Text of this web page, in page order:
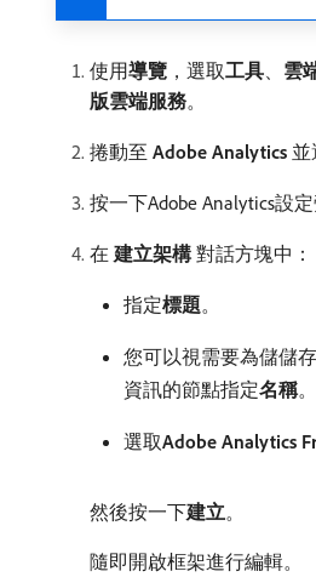
使用​導覽 ，選取​工具 雲
版雲端服務。
捲動至​ Adobe Analytics 並
按一下Adobe Analytics設
在​ 建立架構 ​對話方塊中：
指定​標題。
您可以視需要為儲儲
資訊的節點指定​名稱。
選取​Adobe Analytics
然後按一下​建立。
隨即開啟框架進行編輯。